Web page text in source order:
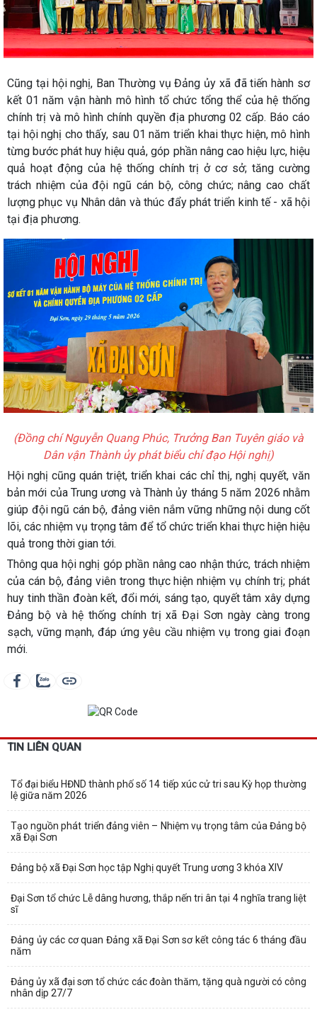
Cũng tại hội nghị, Ban Thường vụ Đảng ủy xã đã tiến hành sơ
kết 01 năm vận hành mô hình tổ chức tổng thể của hệ thống
chính trị và mô hình chính quyền địa phương 02 cấp. Báo cáo
tại hội nghị cho thấy, sau 01 năm triển khai thực hiện, mô hình
từng bước phát huy hiệu quả, góp phần nâng cao hiệu lực, hiệu
quả hoạt động của hệ thống chính trị ở cơ sở; tăng cường
trách nhiệm của đội ngũ cán bộ, công chức; nâng cao chất
lượng phục vụ Nhân dân và thúc đẩy phát triển kinh tế - xã hội
tại địa phương.
(Đồng chí Nguyễn Quang Phúc, Trưởng Ban Tuyên giáo và
Dân vận Thành ủy phát biểu chỉ đạo Hội nghị)
Hội nghị cũng quán triệt, triển khai các chỉ thị, nghị quyết, văn
bản mới của Trung ương và Thành ủy tháng 5 năm 2026 nhằm
giúp đội ngũ cán bộ, đảng viên nắm vững những nội dung cốt
lõi, các nhiệm vụ trọng tâm để tổ chức triển khai thực hiện hiệu
quả trong thời gian tới.
Thông qua hội nghị góp phần nâng cao nhận thức, trách nhiệm
của cán bộ, đảng viên trong thực hiện nhiệm vụ chính trị; phát
huy tinh thần đoàn kết, đổi mới, sáng tạo, quyết tâm xây dựng
Đảng bộ và hệ thống chính trị xã Đại Sơn ngày càng trong
sạch, vững mạnh, đáp ứng yêu cầu nhiệm vụ trong giai đoạn
mới.
TIN LIÊN QUAN
Tổ đại biểu HĐND thành phố số 14 tiếp xúc cử tri sau Kỳ họp thường
lệ giữa năm 2026
Tạo nguồn phát triển đảng viên – Nhiệm vụ trọng tâm của Đảng bộ
xã Đại Sơn
Đảng bộ xã Đại Sơn học tập Nghị quyết Trung ương 3 khóa XIV
Đại Sơn tổ chức Lễ dâng hương, thắp nến tri ân tại 4 nghĩa trang liệt
sĩ
Đảng ủy các cơ quan Đảng xã Đại Sơn sơ kết công tác 6 tháng đầu
năm
Đảng ủy xã đại sơn tổ chức các đoàn thăm, tặng quà người có công
nhân dịp 27/7